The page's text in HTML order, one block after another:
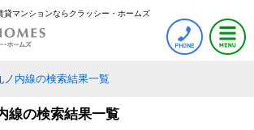
貸マンションならクラッシー・ホームズ
ノ内線の検索結果一覧
線の検索結果一覧